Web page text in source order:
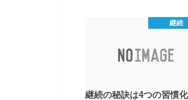
継続
継続の秘訣は4つの習慣